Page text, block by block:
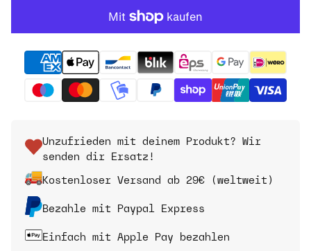
Unzufrieden mit deinem Produkt? Wir
senden dir Ersatz!
Kostenloser Versand ab 29€ (weltweit)
Bezahle mit Paypal Express
Einfach mit Apple Pay bezahlen